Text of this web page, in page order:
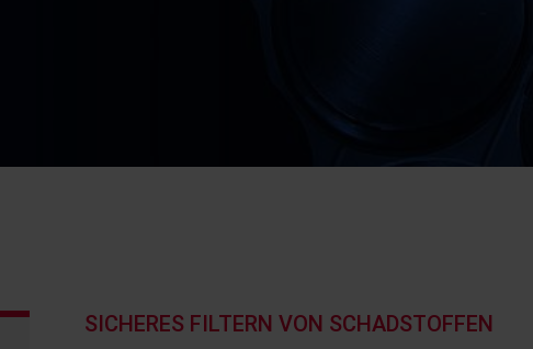
SICHERES FILTERN VON SCHADSTOFFEN